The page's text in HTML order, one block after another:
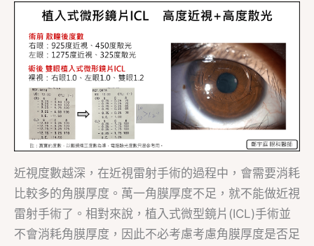
近視度數越深，在近視雷射手術的過程中，會需要消耗
比較多的角膜厚度。萬一角膜厚度不足，就不能做近視
雷射手術了。相對來說，植入式微型鏡片(ICL)手術並
不會消耗角膜厚度，因此不必考慮考慮角膜厚度是否足